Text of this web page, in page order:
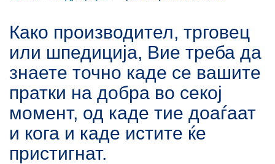
Како производител, трговец
или шпедиција, Вие треба да
знаете точно каде се вашите
пратки на добра во секој
момент, од каде тие доаѓаат
и кога и каде истите ќе
пристигнат.